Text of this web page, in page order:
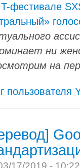
фестивале
ни
на
пользователя
17/2019 -